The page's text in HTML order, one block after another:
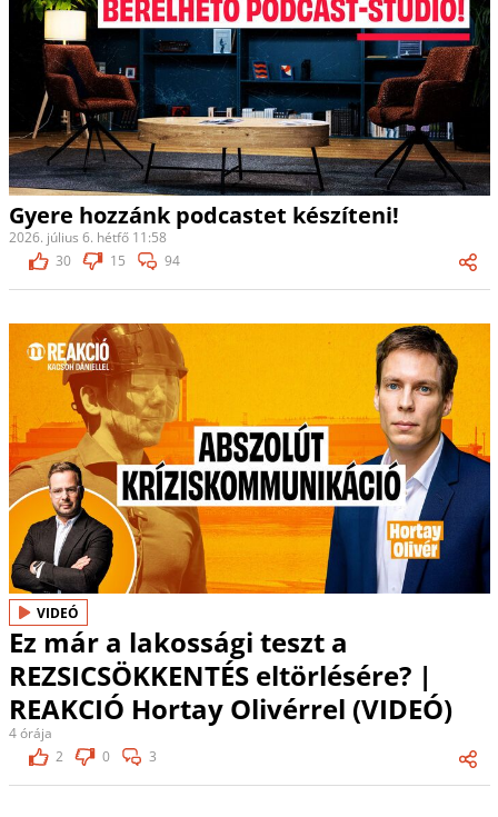
Gyere hozzánk podcastet készíteni!
2026. július 6. hétfő 11:58
30
15 94
VIDEÓ
Ez már a lakossági teszt a
REZSICSÖKKENTÉS eltörlésére? |
REAKCIÓ Hortay Olivérrel (VIDEÓ)
4 órája
2
0 3